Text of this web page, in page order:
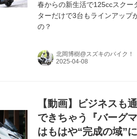
春からの新生活で125ccスクー
ターだけで3台もラインアッ
の？
北岡博樹@スズキのバイク！
【動画】ビジネスも
できちゃう『バーグ
はもはや“完成の域”